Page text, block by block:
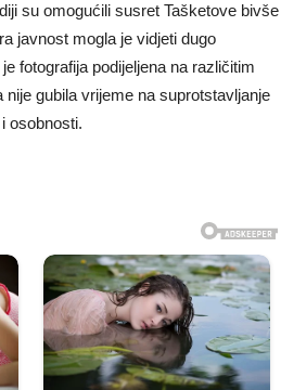
su omogućili susret Tašketove bivše
javnost mogla je vidjeti dugo
fotografija podijeljena na različitim
gubila vrijeme na suprotstavljanje
osobnosti.